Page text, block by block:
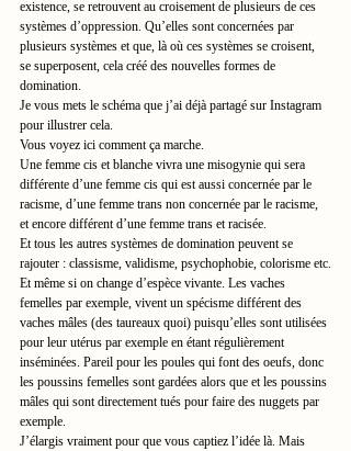
existence, se retrouvent au croisement de plusieurs de ces
systèmes d’oppression. Qu’elles sont concernées par
plusieurs systèmes et que, là où ces systèmes se croisent,
se superposent, cela créé des nouvelles formes de
domination.
Je vous mets le schéma que j’ai déjà partagé sur Instagram
pour illustrer cela.
Vous voyez ici comment ça marche.
Une femme cis et blanche vivra une misogynie qui sera
différente d’une femme cis qui est aussi concernée par le
racisme, d’une femme trans non concernée par le racisme,
et encore différent d’une femme trans et racisée.
Et tous les autres systèmes de domination peuvent se
rajouter : classisme, validisme, psychophobie, colorisme etc.
Et même si on change d’espèce vivante. Les vaches
femelles par exemple, vivent un spécisme différent des
vaches mâles (des taureaux quoi) puisqu’elles sont utilisées
pour leur utérus par exemple en étant régulièrement
inséminées. Pareil pour les poules qui font des oeufs, donc
les poussins femelles sont gardées alors que et les poussins
mâles qui sont directement tués pour faire des nuggets par
exemple.
J’élargis vraiment pour que vous captiez l’idée là. Mais